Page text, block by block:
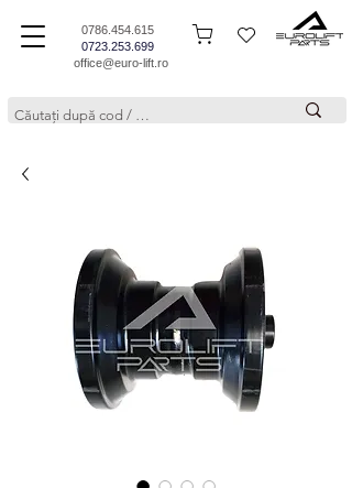
0786.454.615
0723.253.699
office@euro-lift.ro